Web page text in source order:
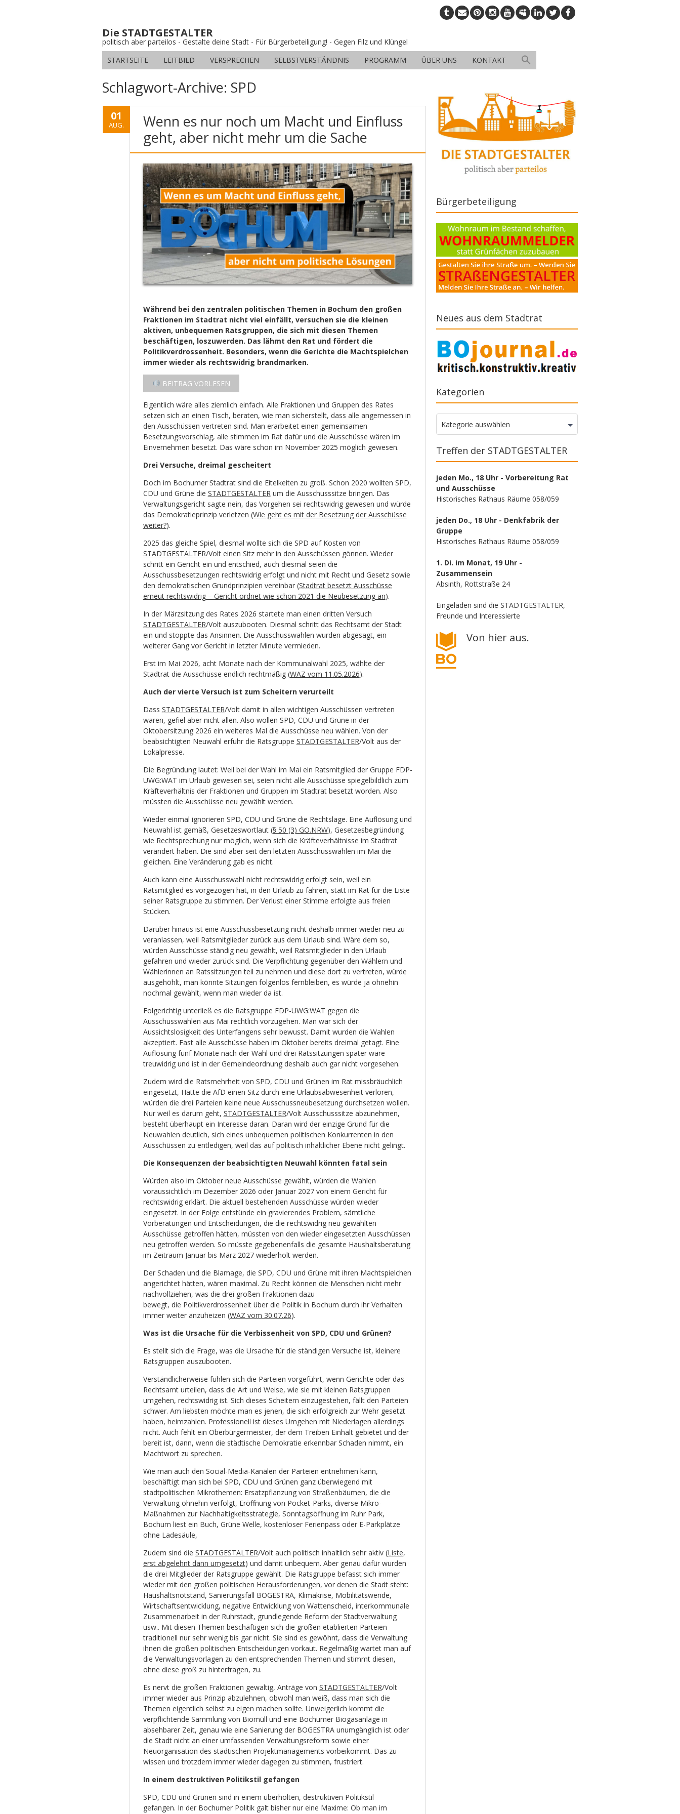
Die STADTGESTALTER
politisch aber parteilos - Gestalte deine Stadt - Für Bürgerbeteiligung! - Gegen Filz und Klüngel
STARTSEITE
LEITBILD VERSPRECHEN SELBSTVERSTÄNDNIS PROGRAMM ÜBER UNS KONTAKT
Schlagwort-Archive: SPD
01
AUG.
Wenn es nur noch um Macht und Einfluss
geht, aber nicht mehr um die Sache
Während bei den zentralen politischen Themen in Bochum den großen
Fraktionen im Stadtrat nicht viel einfällt, versuchen sie die kleinen
aktiven, unbequemen Ratsgruppen, die sich mit diesen Themen
beschäftigen, loszuwerden. Das lähmt den Rat und fördert die
Politikverdrossenheit. Besonders, wenn die Gerichte die Machtspielchen
immer wieder als rechtswidrig brandmarken.
BEITRAG VORLESEN
Eigentlich wäre alles ziemlich einfach. Alle Fraktionen und Gruppen des Rates
setzen sich an einen Tisch, beraten, wie man sicherstellt, dass alle angemessen in
den Ausschüssen vertreten sind. Man erarbeitet einen gemeinsamen
Besetzungsvorschlag, alle stimmen im Rat dafür und die Ausschüsse wären im
Einvernehmen besetzt. Das wäre schon im November 2025 möglich gewesen.
Drei Versuche, dreimal gescheitert
Doch im Bochumer Stadtrat sind die Eitelkeiten zu groß. Schon 2020 wollten SPD,
CDU und Grüne die STADTGESTALTER um die Ausschusssitze bringen. Das
Verwaltungsgericht sagte nein, das Vorgehen sei rechtswidrig gewesen und würde
das Demokratieprinzip verletzen (Wie geht es mit der Besetzung der Ausschüsse
weiter?).
2025 das gleiche Spiel, diesmal wollte sich die SPD auf Kosten von
STADTGESTALTER/Volt einen Sitz mehr in den Ausschüssen gönnen. Wieder
schritt ein Gericht ein und entschied, auch diesmal seien die
Ausschussbesetzungen rechtswidrig erfolgt und nicht mit Recht und Gesetz sowie
den demokratischen Grundprinzipien vereinbar (Stadtrat besetzt Ausschüsse
erneut rechtswidrig – Gericht ordnet wie schon 2021 die Neubesetzung an).
In der Märzsitzung des Rates 2026 startete man einen dritten Versuch
STADTGESTALTER/Volt auszubooten. Diesmal schritt das Rechtsamt der Stadt
ein und stoppte das Ansinnen. Die Ausschusswahlen wurden abgesagt, ein
weiterer Gang vor Gericht in letzter Minute vermieden.
Erst im Mai 2026, acht Monate nach der Kommunalwahl 2025, wählte der
Stadtrat die Ausschüsse endlich rechtmäßig (WAZ vom 11.05.2026).
Auch der vierte Versuch ist zum Scheitern verurteilt
Dass STADTGESTALTER/Volt damit in allen wichtigen Ausschüssen vertreten
waren, gefiel aber nicht allen. Also wollen SPD, CDU und Grüne in der
Oktobersitzung 2026 ein weiteres Mal die Ausschüsse neu wählen. Von der
beabsichtigten Neuwahl erfuhr die Ratsgruppe STADTGESTALTER/Volt aus der
Lokalpresse.
Die Begründung lautet: Weil bei der Wahl im Mai ein Ratsmitglied der Gruppe FDP-
UWG:WAT im Urlaub gewesen sei, seien nicht alle Ausschüsse spiegelbildlich zum
Kräfteverhältnis der Fraktionen und Gruppen im Stadtrat besetzt worden. Also
müssten die Ausschüsse neu gewählt werden.
Wieder einmal ignorieren SPD, CDU und Grüne die Rechtslage. Eine Auflösung und
Neuwahl ist gemäß, Gesetzeswortlaut (§ 50 (3) GO.NRW), Gesetzesbegründung
wie Rechtsprechung nur möglich, wenn sich die Kräfteverhältnisse im Stadtrat
verändert haben. Die sind aber seit den letzten Ausschusswahlen im Mai die
gleichen. Eine Veränderung gab es nicht.
Auch kann eine Ausschusswahl nicht rechtswidrig erfolgt sein, weil ein
Ratsmitglied es vorgezogen hat, in den Urlaub zu fahren, statt im Rat für die Liste
seiner Ratsgruppe zu stimmen. Der Verlust einer Stimme erfolgte aus freien
Stücken.
Darüber hinaus ist eine Ausschussbesetzung nicht deshalb immer wieder neu zu
veranlassen, weil Ratsmitglieder zurück aus dem Urlaub sind. Wäre dem so,
würden Ausschüsse ständig neu gewählt, weil Ratsmitglieder in den Urlaub
gefahren und wieder zurück sind. Die Verpflichtung gegenüber den Wählern und
Wählerinnen an Ratssitzungen teil zu nehmen und diese dort zu vertreten, würde
ausgehöhlt, man könnte Sitzungen folgenlos fernbleiben, es würde ja ohnehin
nochmal gewählt, wenn man wieder da ist.
Folgerichtig unterließ es die Ratsgruppe FDP-UWG:WAT gegen die
Ausschusswahlen aus Mai rechtlich vorzugehen. Man war sich der
Aussichtslosigkeit des Unterfangens sehr bewusst. Damit wurden die Wahlen
akzeptiert. Fast alle Ausschüsse haben im Oktober bereits dreimal getagt. Eine
Auflösung fünf Monate nach der Wahl und drei Ratssitzungen später wäre
treuwidrig und ist in der Gemeindeordnung deshalb auch gar nicht vorgesehen.
Zudem wird die Ratsmehrheit von SPD, CDU und Grünen im Rat missbräuchlich
eingesetzt, Hätte die AfD einen Sitz durch eine Urlaubsabwesenheit verloren,
würden die drei Parteien keine neue Ausschussneubesetzung durchsetzen wollen.
Nur weil es darum geht, STADTGESTALTER/Volt Ausschusssitze abzunehmen,
besteht überhaupt ein Interesse daran. Daran wird der einzige Grund für die
Neuwahlen deutlich, sich eines unbequemen politischen Konkurrenten in den
Ausschüssen zu entledigen, weil das auf politisch inhaltlicher Ebene nicht gelingt.
Die Konsequenzen der beabsichtigten Neuwahl könnten fatal sein
Würden also im Oktober neue Ausschüsse gewählt, würden die Wahlen
voraussichtlich im Dezember 2026 oder Januar 2027 von einem Gericht für
rechtswidrig erklärt. Die aktuell bestehenden Ausschüsse würden wieder
eingesetzt. In der Folge entstünde ein gravierendes Problem, sämtliche
Vorberatungen und Entscheidungen, die die rechtswidrig neu gewählten
Ausschüsse getroffen hätten, müssten von den wieder eingesetzten Ausschüssen
neu getroffen werden. So müsste gegebenenfalls die gesamte Haushaltsberatung
im Zeitraum Januar bis März 2027 wiederholt werden.
Der Schaden und die Blamage, die SPD, CDU und Grüne mit ihren Machtspielchen
angerichtet hätten, wären maximal. Zu Recht können die Menschen nicht mehr
nachvollziehen, was die drei großen Fraktionen dazu
bewegt, die Politikverdrossenheit über die Politik in Bochum durch ihr Verhalten
immer weiter anzuheizen (WAZ vom 30.07.26).
Was ist die Ursache für die Verbissenheit von SPD, CDU und Grünen?
Es stellt sich die Frage, was die Ursache für die ständigen Versuche ist, kleinere
Ratsgruppen auszubooten.
Verständlicherweise fühlen sich die Parteien vorgeführt, wenn Gerichte oder das
Rechtsamt urteilen, dass die Art und Weise, wie sie mit kleinen Ratsgruppen
umgehen, rechtswidrig ist. Sich dieses Scheitern einzugestehen, fällt den Parteien
schwer. Am liebsten möchte man es jenen, die sich erfolgreich zur Wehr gesetzt
haben, heimzahlen. Professionell ist dieses Umgehen mit Niederlagen allerdings
nicht. Auch fehlt ein Oberbürgermeister, der dem Treiben Einhalt gebietet und der
bereit ist, dann, wenn die städtische Demokratie erkennbar Schaden nimmt, ein
Machtwort zu sprechen.
Wie man auch den Social-Media-Kanälen der Parteien entnehmen kann,
beschäftigt man sich bei SPD, CDU und Grünen ganz überwiegend mit
stadtpolitischen Mikrothemen: Ersatzpflanzung von Straßenbäumen, die die
Verwaltung ohnehin verfolgt, Eröffnung von Pocket-Parks, diverse Mikro-
Maßnahmen zur Nachhaltigkeitsstrategie, Sonntagsöffnung im Ruhr Park,
Bochum liest ein Buch, Grüne Welle, kostenloser Ferienpass oder E-Parkplätze
ohne Ladesäule,
Zudem sind die STADTGESTALTER/Volt auch politisch inhaltlich sehr aktiv (Liste,
erst abgelehnt dann umgesetzt) und damit unbequem. Aber genau dafür wurden
die drei Mitglieder der Ratsgruppe gewählt. Die Ratsgruppe befasst sich immer
wieder mit den großen politischen Herausforderungen, vor denen die Stadt steht:
Haushaltsnotstand, Sanierungsfall BOGESTRA, Klimakrise, Mobilitätswende,
Wirtschaftsentwicklung, negative Entwicklung von Wattenscheid, interkommunale
Zusammenarbeit in der Ruhrstadt, grundlegende Reform der Stadtverwaltung
usw.. Mit diesen Themen beschäftigen sich die großen etablierten Parteien
traditionell nur sehr wenig bis gar nicht. Sie sind es gewöhnt, dass die Verwaltung
ihnen die großen politischen Entscheidungen vorkaut. Regelmäßig wartet man auf
die Verwaltungsvorlagen zu den entsprechenden Themen und stimmt diesen,
ohne diese groß zu hinterfragen, zu.
Es nervt die großen Fraktionen gewaltig, Anträge von STADTGESTALTER/Volt
immer wieder aus Prinzip abzulehnen, obwohl man weiß, dass man sich die
Themen eigentlich selbst zu eigen machen sollte. Unweigerlich kommt die
verpflichtende Sammlung von Biomüll und eine Bochumer Biogasanlage in
absehbarer Zeit, genau wie eine Sanierung der BOGESTRA unumgänglich ist oder
die Stadt nicht an einer umfassenden Verwaltungsreform sowie einer
Neuorganisation des städtischen Projektmanagements vorbeikommt. Das zu
wissen und trotzdem immer wieder dagegen zu stimmen, frustriert.
In einem destruktiven Politikstil gefangen
SPD, CDU und Grünen sind in einem überholten, destruktiven Politikstil
gefangen. In der Bochumer Politik galt bisher nur eine Maxime: Ob man im
Bürgerbeteiligung
Neues aus dem Stadtrat
Kategorien
Kategorien
Kategorie auswählen
Treffen der STADTGESTALTER
jeden Mo., 18 Uhr - Vorbereitung Rat
und Ausschüsse
Historisches Rathaus Räume 058/059
jeden Do., 18 Uhr - Denkfabrik der
Gruppe
Historisches Rathaus Räume 058/059
1. Di. im Monat, 19 Uhr -
Zusammensein
Absinth, Rottstraße 24
Eingeladen sind die STADTGESTALTER,
Freunde und Interessierte
Von hier aus.